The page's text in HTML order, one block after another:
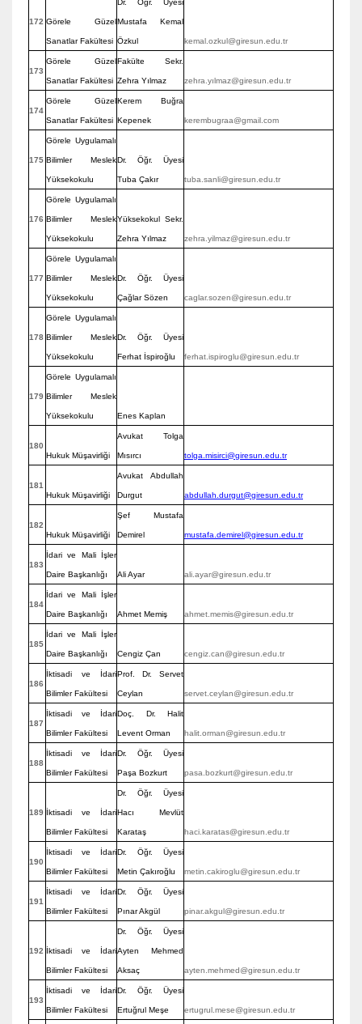
172 Görele Güzel
Sanatlar Fakültesi
Dr. Öğr. Üyesi
Mustafa Kemal
Özkul kemal.ozkul@giresun.edu.tr
173
Görele Güzel
Sanatlar Fakültesi
Fakülte Sekr.
Zehra Yılmaz zehra.yılmaz@giresun.edu.tr
174
Görele Güzel
Sanatlar Fakültesi
Kerem Buğra
Kepenek kerembugraa@gmail.com
175
Görele Uygulamalı
Bilimler Meslek
Yüksekokulu
Dr. Öğr. Üyesi
Tuba Çakır tuba.sanli@giresun.edu.tr
176
Görele Uygulamalı
Bilimler Meslek
Yüksekokulu
Yüksekokul Sekr.
Zehra Yılmaz zehra.yilmaz@giresun.edu.tr
177
Görele Uygulamalı
Bilimler Meslek
Yüksekokulu
Dr. Öğr. Üyesi
Çağlar Sözen caglar.sozen@giresun.edu.tr
178
Görele Uygulamalı
Bilimler Meslek
Yüksekokulu
Dr. Öğr. Üyesi
Ferhat İspiroğlu ferhat.ispiroglu@giresun.edu.tr
179
Görele Uygulamalı
Bilimler Meslek
Yüksekokulu Enes Kaplan
180
Hukuk Müşavirliği
Avukat Tolga
Mısırcı tolga.misirci@giresun.edu.tr
181
Hukuk Müşavirliği
Avukat Abdullah
Durgut abdullah.durgut@giresun.edu.tr
182
Hukuk Müşavirliği
Şef Mustafa
Demirel mustafa.demirel@giresun.edu.tr
183
İdari ve Mali İşler
Daire Başkanlığı Ali Ayar ali.ayar@giresun.edu.tr
184
İdari ve Mali İşler
Daire Başkanlığı Ahmet Memiş ahmet.memis@giresun.edu.tr
185
İdari ve Mali İşler
Daire Başkanlığı Cengiz Çan cengiz.can@giresun.edu.tr
186
İktisadi ve İdari
Bilimler Fakültesi
Prof. Dr. Servet
Ceylan servet.ceylan@giresun.edu.tr
187
İktisadi ve İdari
Bilimler Fakültesi
Doç. Dr. Halit
Levent Orman halit.orman@giresun.edu.tr
188
İktisadi ve İdari
Bilimler Fakültesi
Dr. Öğr. Üyesi
Paşa Bozkurt pasa.bozkurt@giresun.edu.tr
189 İktisadi ve İdari
Bilimler Fakültesi
Dr. Öğr. Üyesi
Hacı Mevlüt
Karataş haci.karatas@giresun.edu.tr
190
İktisadi ve İdari
Bilimler Fakültesi
Dr. Öğr. Üyesi
Metin Çakıroğlu metin.cakiroglu@giresun.edu.tr
191
İktisadi ve İdari
Bilimler Fakültesi
Dr. Öğr. Üyesi
Pınar Akgül pinar.akgul@giresun.edu.tr
192 İktisadi ve İdari
Bilimler Fakültesi
Dr. Öğr. Üyesi
Ayten Mehmed
Aksaç ayten.mehmed@giresun.edu.tr
193
İktisadi ve İdari
Bilimler Fakültesi
Dr. Öğr. Üyesi
Ertuğrul Meşe ertugrul.mese@giresun.edu.tr